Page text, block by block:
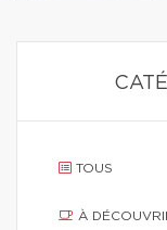
TOUS
À